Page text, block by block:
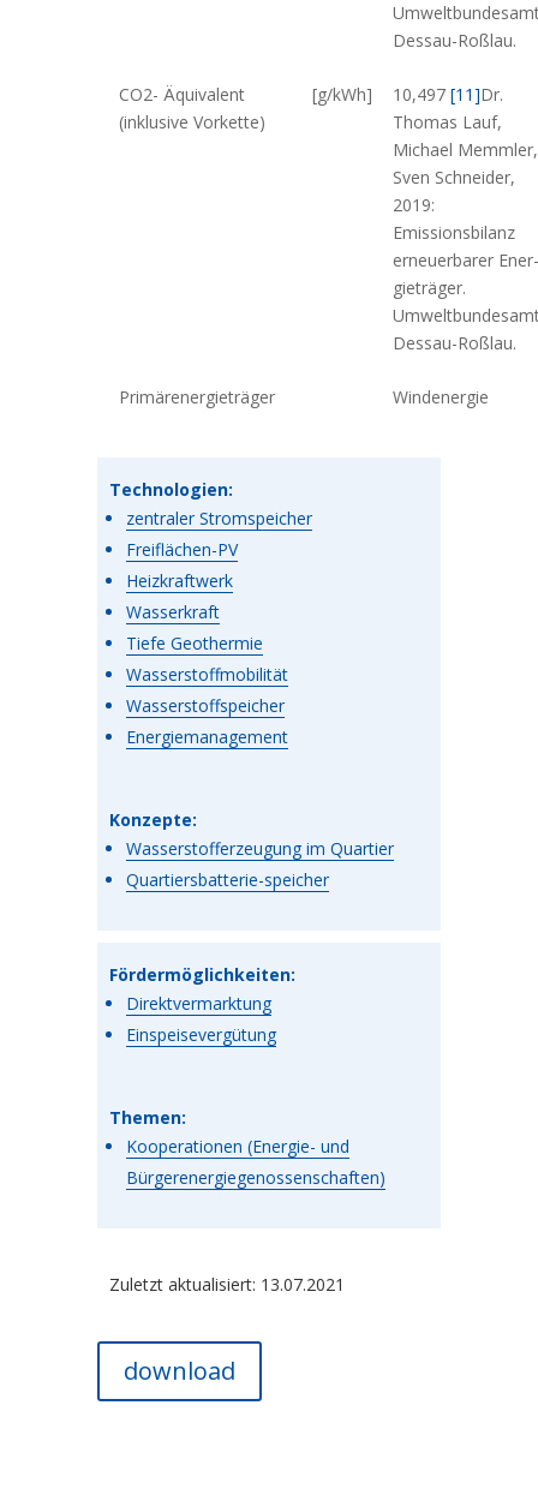
Dessau-Roßlau.
CO2- Äquivalent
(inklusive Vorkette)
[g/kWh] 10,497 [11]Dr.
Thomas Lauf,
Michael Memmler,
Sven Schneider,
2019:
Emissionsbilanz
erneuerbarer Ener-
gieträger.
Dessau-Roßlau.
Primärenergieträger Windenergie
Technologien:
zentraler Stromspeicher
Freiflächen-PV
Heizkraftwerk
Wasserkraft
Tiefe Geothermie
Wasserstoffmobilität
Wasserstoffspeicher
Energiemanagement
Konzepte:
Wasserstofferzeugung im Quartier
Quartiersbatterie-speicher
Fördermöglichkeiten:
Direktvermarktung
Einspeisevergütung
Themen:
Kooperationen (Energie- und
Bürgerenergiegenossenschaften)
Zuletzt aktualisiert: 13.07.2021
download